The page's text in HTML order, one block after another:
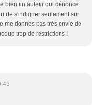
bien un auteur qui dénonce
de s'indigner seulement sur
me donnes pas très envie de
trop de restrictions !